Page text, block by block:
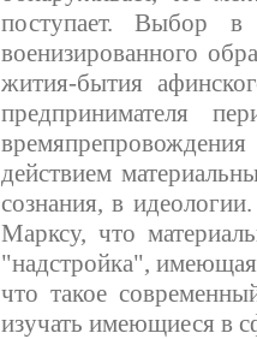
поступает. Выбор
военизированного
жития-бытия
предпринимателя
действием
сознания, в
Марксу, что
"надстройка",
что такое
изучать имеющиеся в